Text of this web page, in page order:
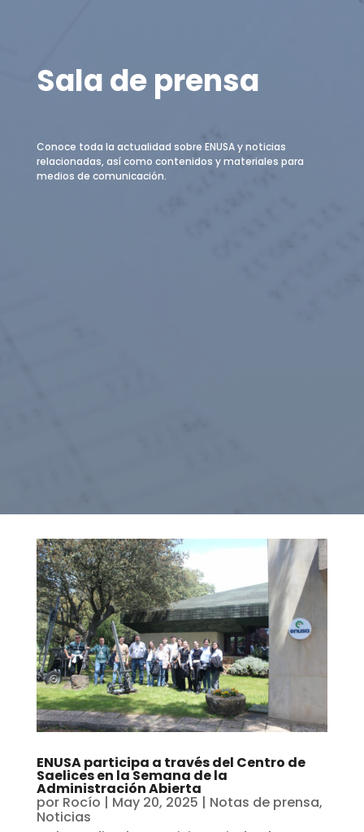
Sala de prensa
Conoce toda la actualidad sobre ENUSA y noticias
relacionadas, así como contenidos y materiales para
medios de comunicación.
ENUSA participa a través del Centro de
Saelices en la Semana de la
Administración Abierta
por Rocío | May 20, 2025 | Notas de prensa,
Noticias